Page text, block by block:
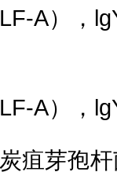
LF-A），
炭疽芽孢